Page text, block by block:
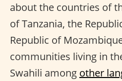
about the countries of
of Tanzania, the
Republic of
communities living in
Swahili among other